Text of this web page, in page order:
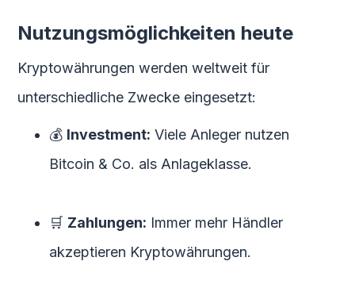
Nutzungsmöglichkeiten heute
Kryptowährungen werden weltweit für
unterschiedliche Zwecke eingesetzt:
💰 Investment: Viele Anleger nutzen
Bitcoin & Co. als Anlageklasse.
🛒 Zahlungen: Immer mehr Händler
akzeptieren Kryptowährungen.